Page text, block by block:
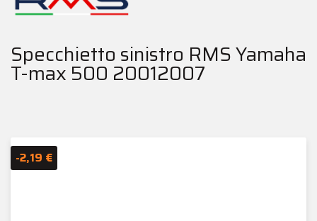
Specchietto sinistro RMS Yamaha
T-max 500 20012007
-2,19 €